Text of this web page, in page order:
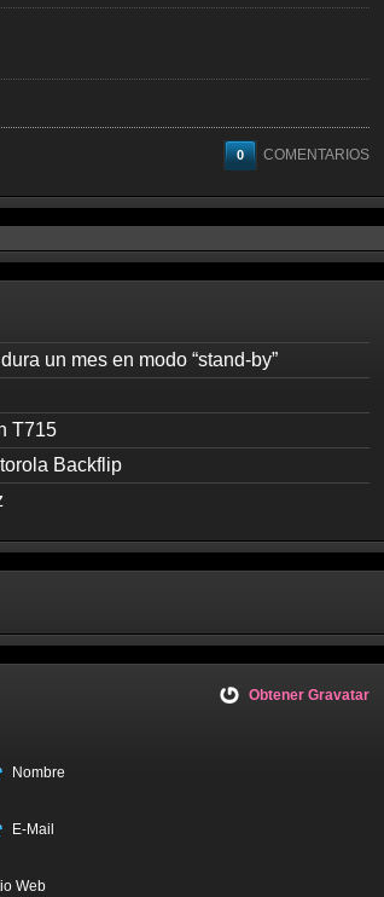
0 COMENTARIOS
un mes en modo “stand-by”
T715
Backflip
Obtener Gravatar
Nombre
E-Mail
Web